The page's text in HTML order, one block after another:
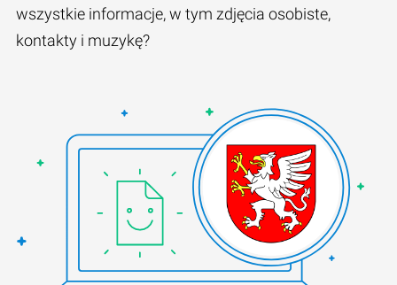
wszystkie informacje, w tym zdjęcia osobiste,
kontakty i muzykę?